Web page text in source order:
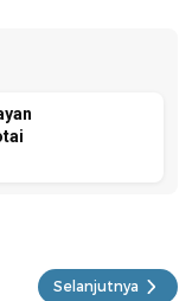
Selanjutnya